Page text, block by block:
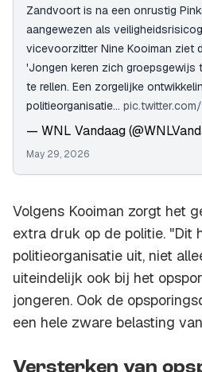
Zandvoort is na een onrustig
aangewezen als
vicevoorzitter Nine Kooiman ziet
'Jongen keren zich groepsgewijs
te rellen. Een zorgelijke
politieorganisatie…
— WNL Vandaag
May 29, 2026
Volgens Kooiman zorgt het
extra druk op de politie. "Dit
politieorganisatie uit, niet
uiteindelijk ook bij het
jongeren. Ook de
een hele zware belasting